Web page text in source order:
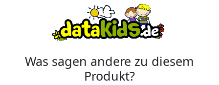
Was sagen andere zu diesem
Produkt?